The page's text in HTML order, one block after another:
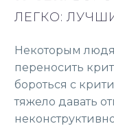
ЛЕГКО:
Некоторым
переносить
бороться с
тяжело давать